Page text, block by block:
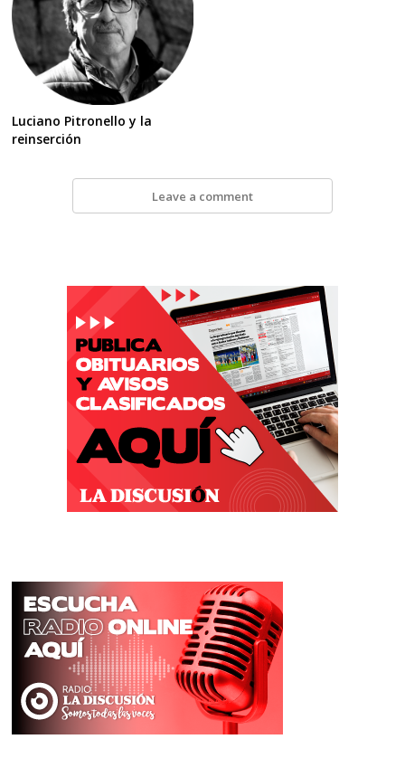
Luciano Pitronello y la
reinserción
Leave a comment